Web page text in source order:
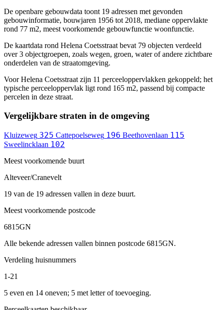
De openbare gebouwdata toont 19 adressen met gevonden
gebouwinformatie, bouwjaren 1956 tot 2018, mediane oppervlakte
rond 77 m2, meest voorkomende gebouwfunctie woonfunctie.
De kaartdata rond Helena Coetsstraat bevat 79 objecten verdeeld
over 3 objectgroepen, zoals wegen, groen, water of andere zichtbare
onderdelen van de straatomgeving.
Voor Helena Coetsstraat zijn 11 perceeloppervlakken gekoppeld; het
typische perceeloppervlak ligt rond 165 m2, passend bij compacte
percelen in deze straat.
Vergelijkbare straten in de omgeving
Kluizeweg 325 Cattepoelseweg 196 Beethovenlaan 115
Sweelincklaan 102
Meest voorkomende buurt
Alteveer/Cranevelt
19 van de 19 adressen vallen in deze buurt.
Meest voorkomende postcode
6815GN
Alle bekende adressen vallen binnen postcode 6815GN.
Verdeling huisnummers
1-21
5 even en 14 oneven; 5 met letter of toevoeging.